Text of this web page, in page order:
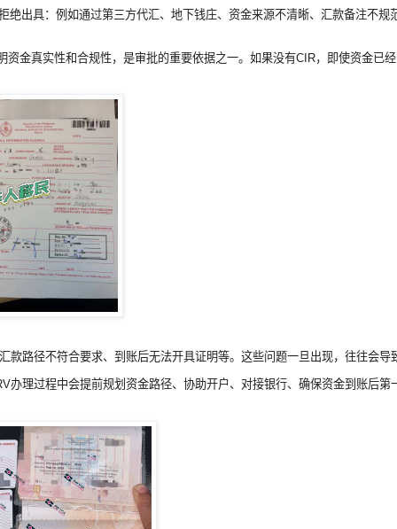
出具：例如通过第三方代汇、地下钱庄、资金来源不清晰、汇款备注不规
金真实性和合规性，是审批的重要依据之一。如果没有CIR，即使资金已
路径不符合要求、到账后无法开具证明等。这些问题一旦出现，往往会导
理过程中会提前规划资金路径、协助开户、对接银行、确保资金到账后第